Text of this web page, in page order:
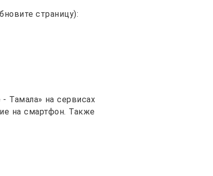
страницу):
Тамала» на сервисах
на смартфон. Также